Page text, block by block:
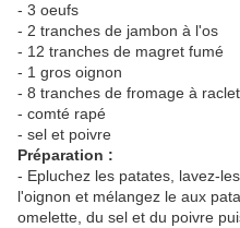
- 3 oeufs
- 2 tranches de jambon à l'os
- 12 tranches de magret fumé
- 1 gros oignon
- 8 tranches de fromage à
- comté rapé
- sel et poivre
Préparation :
- Epluchez les patates, lavez-
l'oignon et mélangez le aux
omelette, du sel et du poivre